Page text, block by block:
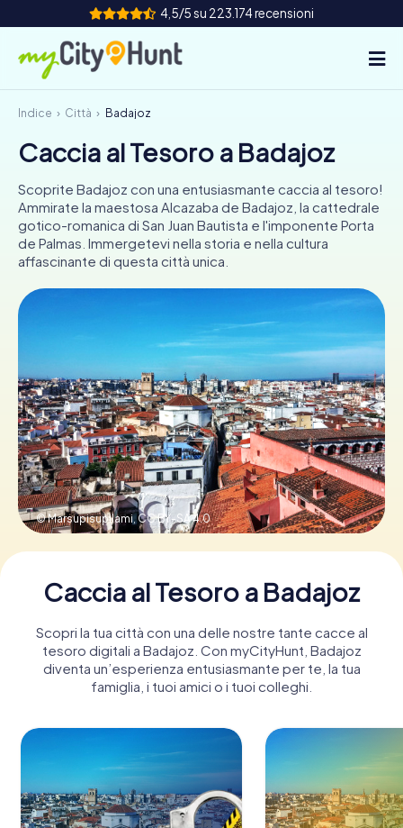
4,5/5 su 223.174 recensioni
Come funziona
Città
Tour
Team Building
Biglietti
CH
DE
UK
IE
IT
NL
Prenota Biglietti
Acquista i Voucher
Indice Città Badajoz
Caccia al Tesoro a Badajoz
Scoprite Badajoz con una entusiasmante caccia al tesoro!
Ammirate la maestosa Alcazaba de Badajoz, la cattedrale
gotico-romanica di San Juan Bautista e l'imponente Porta
de Palmas. Immergetevi nella storia e nella cultura
affascinante di questa città unica.
© Marsupisupilami, CC BY-SA 4.0
Caccia al Tesoro a Badajoz
Scopri la tua città con una delle nostre tante cacce al
tesoro digitali a Badajoz. Con myCityHunt, Badajoz
diventa un’esperienza entusiasmante per te, la tua
famiglia, i tuoi amici o i tuoi colleghi.